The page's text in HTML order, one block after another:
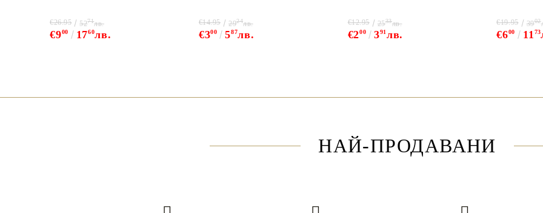
€900 1760лв.
€26.95 5271лв.
€300 587лв.
€14.95 2924лв.
€200 391лв.
€12.95 2533лв.
€600 11 73
€19.95 3902
НАЙ-ПРОДАВАНИ